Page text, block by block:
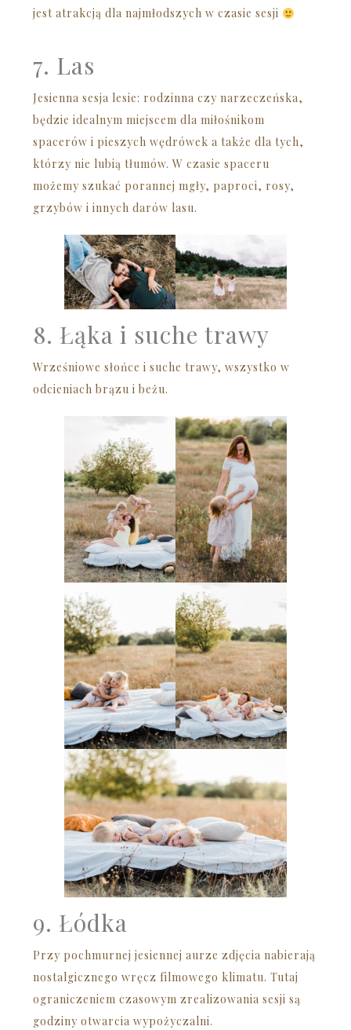
jest atrakcją dla najmłodszych w czasie sesji
7. Las
Jesienna sesja lesie: rodzinna czy narzeczeńska,
będzie idealnym miejscem dla miłośnikom
spacerów i pieszych wędrówek a także dla tych,
którzy nie lubią tłumów. W czasie spaceru
możemy szukać porannej mgły, paproci, rosy,
grzybów i innych darów lasu.
8. Łąka i suche trawy
Wrześniowe słońce i suche trawy, wszystko w
odcieniach brązu i beżu.
9. Łódka
Przy pochmurnej jesiennej aurze zdjęcia nabierają
nostalgicznego wręcz filmowego klimatu. Tutaj
ograniczeniem czasowym zrealizowania sesji są
godziny otwarcia wypożyczalni.